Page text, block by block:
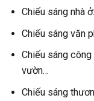
Chiếu sáng nhà
Chiếu sáng văn
Chiếu sáng
vườn…
Chiếu sáng